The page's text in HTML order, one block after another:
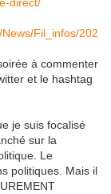
Fil_infos/202
à commenter
et le hashtag
je suis focalisé
sur la
Le
politiques. Mais il